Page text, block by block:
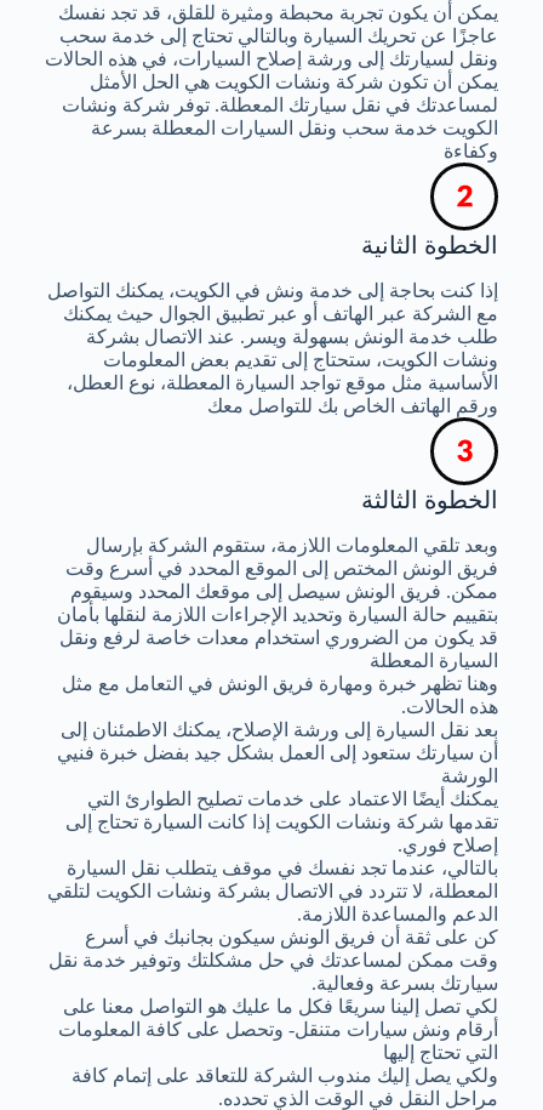
يمكن أن يكون تجربة محبطة ومثيرة للقلق، قد تجد نفسك
عاجزًا عن تحريك السيارة وبالتالي تحتاج إلى خدمة سحب
ونقل لسيارتك إلى ورشة إصلاح السيارات، في هذه الحالات
يمكن أن تكون شركة ونشات الكويت هي الحل الأمثل
لمساعدتك في نقل سيارتك المعطلة. توفر شركة ونشات
الكويت خدمة سحب ونقل السيارات المعطلة بسرعة
وكفاءة
الخطوة الثانية
إذا كنت بحاجة إلى خدمة ونش في الكويت، يمكنك التواصل
مع الشركة عبر الهاتف أو عبر تطبيق الجوال حيث يمكنك
طلب خدمة الونش بسهولة ويسر. عند الاتصال بشركة
ونشات الكويت، ستحتاج إلى تقديم بعض المعلومات
الأساسية مثل موقع تواجد السيارة المعطلة، نوع العطل،
ورقم الهاتف الخاص بك للتواصل معك
الخطوة الثالثة
وبعد تلقي المعلومات اللازمة، ستقوم الشركة بإرسال
فريق الونش المختص إلى الموقع المحدد في أسرع وقت
ممكن. فريق الونش سيصل إلى موقعك المحدد وسيقوم
بتقييم حالة السيارة وتحديد الإجراءات اللازمة لنقلها بأمان
قد يكون من الضروري استخدام معدات خاصة لرفع ونقل
السيارة المعطلة
وهنا تظهر خبرة ومهارة فريق الونش في التعامل مع مثل
هذه الحالات.
بعد نقل السيارة إلى ورشة الإصلاح، يمكنك الاطمئنان إلى
أن سيارتك ستعود إلى العمل بشكل جيد بفضل خبرة فنيي
الورشة
يمكنك أيضًا الاعتماد على خدمات تصليح الطوارئ التي
تقدمها شركة ونشات الكويت إذا كانت السيارة تحتاج إلى
إصلاح فوري.
بالتالي، عندما تجد نفسك في موقف يتطلب نقل السيارة
المعطلة، لا تتردد في الاتصال بشركة ونشات الكويت لتلقي
الدعم والمساعدة اللازمة.
كن على ثقة أن فريق الونش سيكون بجانبك في أسرع
وقت ممكن لمساعدتك في حل مشكلتك وتوفير خدمة نقل
سيارتك بسرعة وفعالية.
لكي تصل إلينا سريعًا فكل ما عليك هو التواصل معنا على
أرقام ونش سيارات متنقل- وتحصل على كافة المعلومات
التي تحتاج إليها
ولكي يصل إليك مندوب الشركة للتعاقد على إتمام كافة
مراحل النقل في الوقت الذي تحدده.